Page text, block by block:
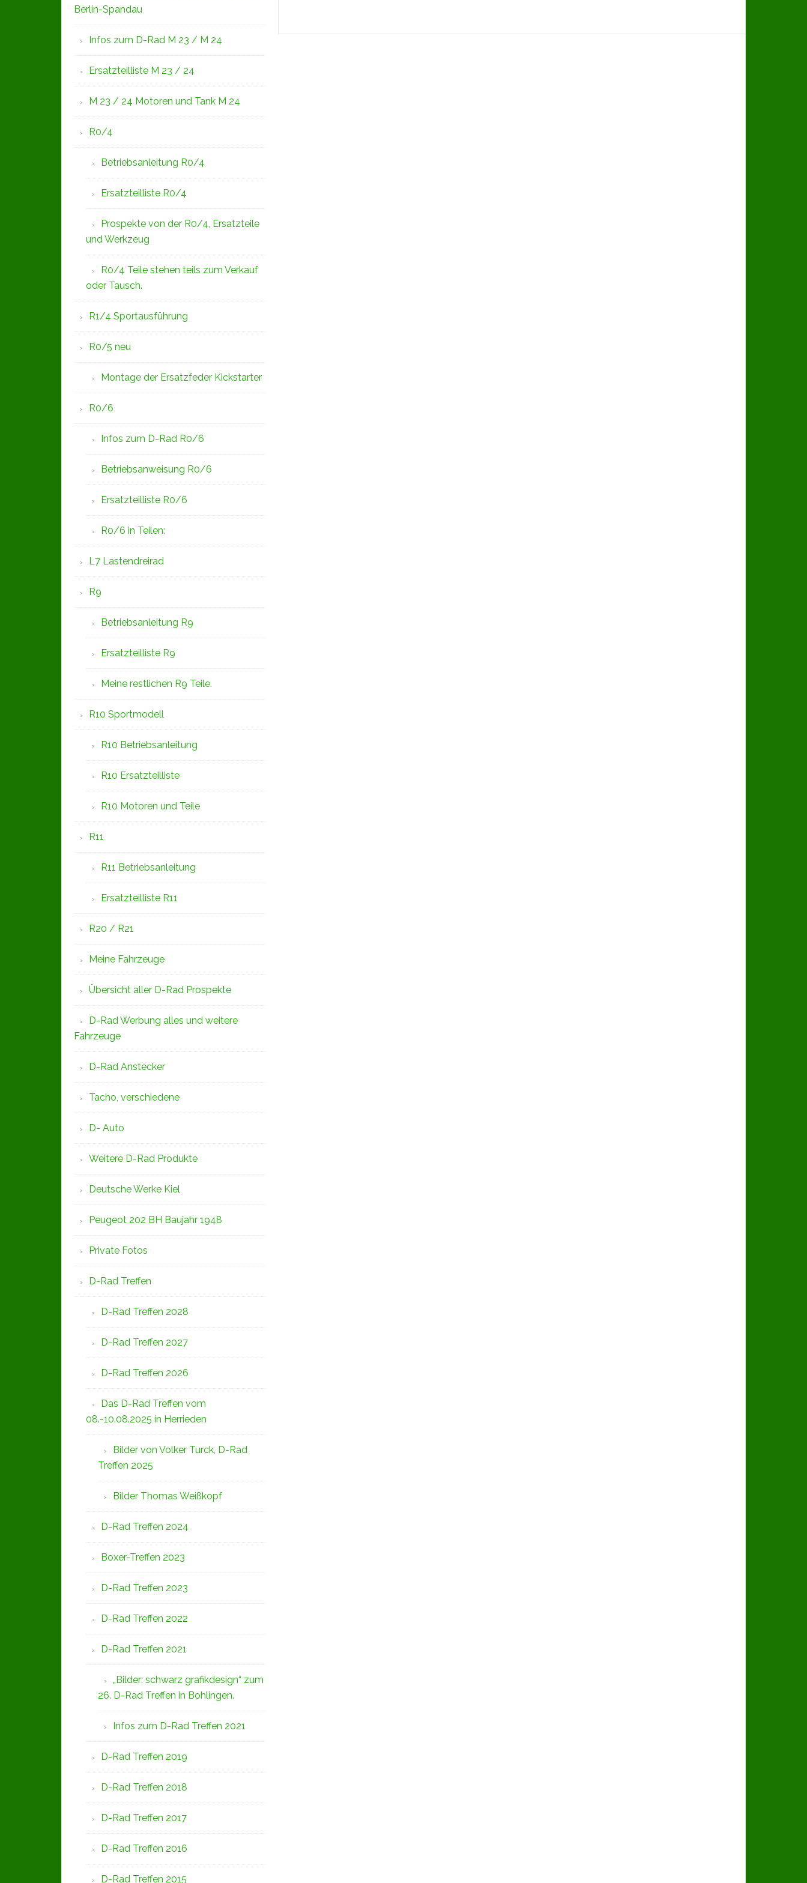
Berlin-Spandau
Infos zum D-Rad M 23 / M 24
Ersatzteilliste M 23 / 24
M 23 / 24 Motoren und Tank M 24
R0/4
Betriebsanleitung R0/4
Ersatzteilliste R0/4
Prospekte von der R0/4, Ersatzteile
und Werkzeug
R0/4 Teile stehen teils zum Verkauf
oder Tausch.
R1/4 Sportausführung
R0/5 neu
Montage der Ersatzfeder Kickstarter
R0/6
Infos zum D-Rad R0/6
Betriebsanweisung R0/6
Ersatzteilliste R0/6
R0/6 in Teilen:
L7 Lastendreirad
R9
Betriebsanleitung R9
Ersatzteilliste R9
Meine restlichen R9 Teile.
R10 Sportmodell
R10 Betriebsanleitung
R10 Ersatzteilliste
R10 Motoren und Teile
R11
R11 Betriebsanleitung
Ersatzteilliste R11
R20 / R21
Meine Fahrzeuge
Übersicht aller D-Rad Prospekte
D-Rad Werbung alles und weitere
Fahrzeuge
D-Rad Anstecker
Tacho, verschiedene
D- Auto
Weitere D-Rad Produkte
Deutsche Werke Kiel
Peugeot 202 BH Baujahr 1948
Private Fotos
D-Rad Treffen
D-Rad Treffen 2028
D-Rad Treffen 2027
D-Rad Treffen 2026
Das D-Rad Treffen vom
08.-10.08.2025 in Herrieden
Bilder von Volker Turck, D-Rad
Treffen 2025
Bilder Thomas Weißkopf
D-Rad Treffen 2024
Boxer-Treffen 2023
D-Rad Treffen 2023
D-Rad Treffen 2022
D-Rad Treffen 2021
„Bilder: schwarz grafikdesign“ zum
26. D-Rad Treffen in Bohlingen.
Infos zum D-Rad Treffen 2021
D-Rad Treffen 2019
D-Rad Treffen 2018
D-Rad Treffen 2017
D-Rad Treffen 2016
D-Rad Treffen 2015